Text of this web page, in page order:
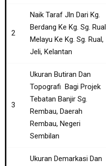
2
Naik Taraf Jln Dari Kg.
Berdang Ke Kg. Sg. Rual
Melayu Ke Kg. Sg. Rual,
Jeli, Kelantan
3
Ukuran Butiran Dan
Topografi Bagi Projek
Tebatan Banjir Sg.
Rembau, Daerah
Rembau, Negeri
Sembilan
Ukuran Demarkasi Dan